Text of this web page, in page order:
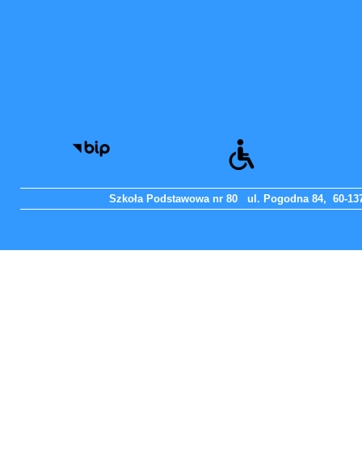
Szkoła Podstawowa nr 80 ul. Pogodna 84, 60-